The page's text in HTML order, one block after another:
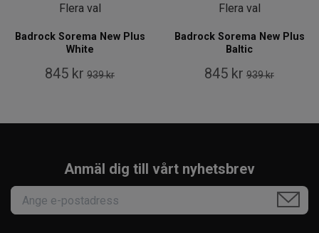
Flera val
Badrock Sorema New Plus
White
845 kr 939 kr
Flera val
Badrock Sorema New Plus
Baltic
845 kr 939 kr
Anmäl dig till vårt nyhetsbrev